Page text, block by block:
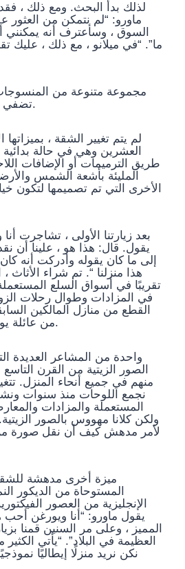
لذلك بدأ البحث. ومع ذلك ،
ماورو: “لم نتمكن من
السوق ، وسأعترف أنه يمكنني
ما”. “في ميلانو ، مع ذلك ، عليك
مجموعة متنوعة من
تضفي على الشقة ثراءً بصريًا.
لم يتم تغيير الشقة ،
العشرين وهي في حالة
طريق الترميمات أو الإضافات
المليئة بأشعة الشمس
الأخرى التي تم تصميمها لتكون
يقول. قال: هذا هو ، علينا أن
إلى ما كان يقوله وأدركت أنه
هذا منزلنا “. تم شراء الأثاث
تقريبًا في أسواق السلع
في المزادات وطوال رحلات
القطع من منازل المالكين
من عائلة يورغن في جنوب إفريقيا.
واحدة من المشاعر العديدة
الصور الزيتية من القرن
منهم في جميع أنحاء المنزل.
نجمع اللوحات منذ سنوات
المستعملة والمزادات
ولكن كلانا مهووس بالصور
لأمر مدهش كيف أن نقل صورة
ميزة أخرى مدهشة
المستوحاة من الديكور
الإنجليزية من العصور
يقول ماورو: “أنا ويورغن أحب
المميز ، وعلى مر السنين قمنا
العظيمة في البلاد”. “يأتي
نكن نريد منزلًا إيطاليًا